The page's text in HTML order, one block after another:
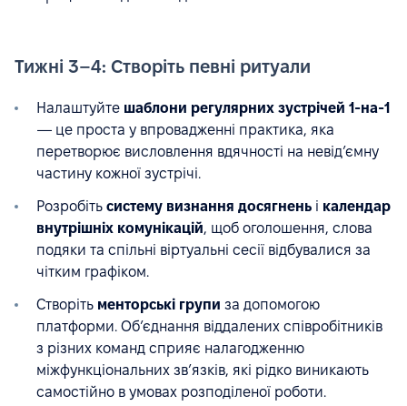
Тижні 3–4: Створіть певні ритуали
Налаштуйте шаблони регулярних зустрічей 1-на-1
— це проста у впровадженні практика, яка
перетворює висловлення вдячності на невід’ємну
частину кожної зустрічі.
Розробіть систему визнання досягнень і календар
внутрішніх комунікацій, щоб оголошення, слова
подяки та спільні віртуальні сесії відбувалися за
чітким графіком.
Створіть менторські групи за допомогою
платформи. Об’єднання віддалених співробітників
з різних команд сприяє налагодженню
міжфункціональних зв’язків, які рідко виникають
самостійно в умовах розподіленої роботи.